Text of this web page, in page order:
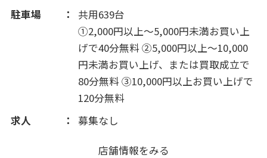
駐車場
共用639台
①2,000円以上～5,000円未満お買い上
げで40分無料 ②5,000円以上～10,000
円未満お買い上げ、または買取成立で
80分無料 ③10,000円以上お買い上げで
120分無料
求人
募集なし
店舗情報をみる